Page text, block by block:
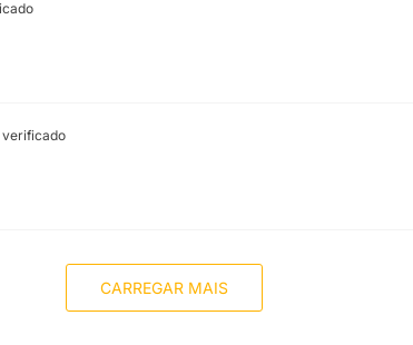
CARREGAR MAIS